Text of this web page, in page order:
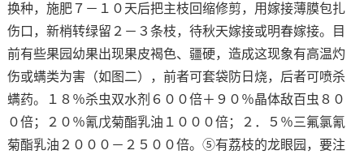
换种，施肥７－１０天后把主枝回缩修剪，用嫁接薄膜包扎
伤口，新梢转绿留２－３条枝，待秋天嫁接或明春嫁接。目
前有些果园幼果出现果皮褐色、疆硬，造成这现象有高温灼
伤或螨类为害（如图二），前者可套袋防日烧，后者可喷杀
螨药。１８％杀虫双水剂６００倍＋９０％晶体敌百虫８０
０倍；２０％氰戊菊酯乳油１０００倍；２．５％三氟氯氰
菊酯乳油２０００－２５００倍。⑤有荔枝的龙眼园，要注